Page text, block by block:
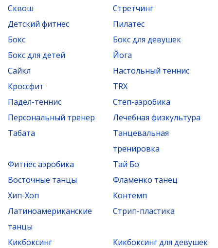
Сквош
Стретчинг
Детский фитнес
Пилатес
Бокс
Бокс для девушек
Бокс для детей
Йога
Сайкл
Настольный теннис
Кроссфит
TRX
Падел-теннис
Степ-аэробика
Персональный тренер
Лечебная физкультура
Табата
Танцевальная
тренировка
Фитнес аэробика
Тай Бо
Восточные танцы
Фламенко танец
Хип-Хоп
Контемп
Латиноамериканские
танцы
Стрип-пластика
Кикбоксинг
Кикбоксинг для девушек